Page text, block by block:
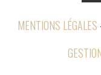
MENTIONS LÉGALES